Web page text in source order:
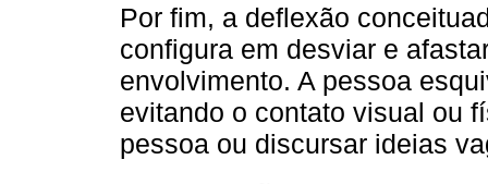
Por fim, a deflexão
configura em desviar e
envolvimento. A pessoa
evitando o contato visual ou
pessoa ou discursar ideias